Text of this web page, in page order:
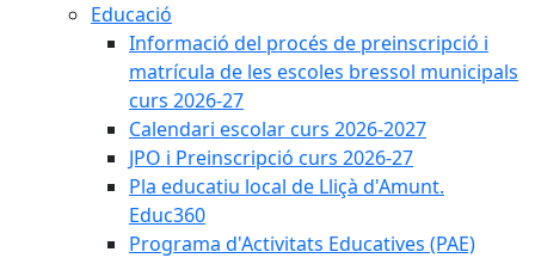
Educació
Informació del procés de preinscripció i
matrícula de les escoles bressol municipals
curs 2026-27
Calendari escolar curs 2026-2027
JPO i Preinscripció curs 2026-27
Pla educatiu local de Lliçà d'Amunt.
Educ360
Programa d'Activitats Educatives (PAE)